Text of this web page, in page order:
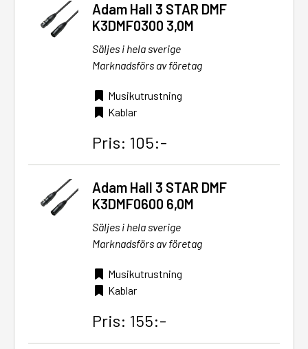
Adam Hall 3 STAR DMF
K3DMF0300 3,0M
Säljes i hela sverige
Marknadsförs av företag
Musikutrustning
Kablar
Pris: 105:-
Adam Hall 3 STAR DMF
K3DMF0600 6,0M
Säljes i hela sverige
Marknadsförs av företag
Musikutrustning
Kablar
Pris: 155:-